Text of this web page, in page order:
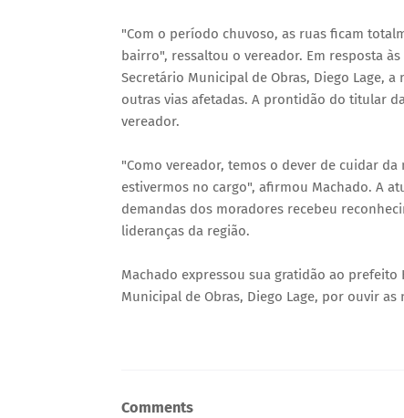
"Com o período chuvoso, as ruas ficam
bairro", ressaltou o vereador. Em resposta
Secretário Municipal de Obras, Diego Lage,
outras vias afetadas. A prontidão do titular
vereador.
"Como vereador, temos o dever de cuidar
estivermos no cargo", afirmou Machado. A
demandas dos moradores recebeu
lideranças da região.
Machado expressou sua gratidão ao
Municipal de Obras, Diego Lage, por ouvir
Comments